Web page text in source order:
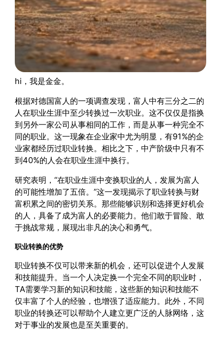
hi，我是金金。
根据对德国富人的一项调查发现，富人中有三分之二的
人在职业生涯中至少转换过一次职业。这不仅仅是指换
到另外一家公司从事相同的工作，而是从事一种完全不
同的职业。这一现象在企业家中尤为明显，有91%的企
业家都经历过职业转换。相比之下，中产阶级中只有不
到40%的人会在职业生涯中换行。
研究表明，“在职业生涯中变换职业的人，发展为富人
的可能性增加了五倍。”这一发现揭示了职业转换与财
富积累之间的密切关系。那些能够识别和选择更好机会
的人，具备了成为富人的必要能力。他们敢于冒险、敢
于挑战常规，展现出非凡的决心和勇气。
职业转换的优势
职业转换不仅可以带来新的机会，还可以促进个人发展
和技能提升。当一个人决定换一个完全不同的职业时，
TA需要学习新的知识和技能，这些新的知识和技能不
仅丰富了个人的经验，也增强了适应能力。此外，不同
职业的转换还可以帮助个人建立更广泛的人脉网络，这
对于事业的发展也是至关重要的。